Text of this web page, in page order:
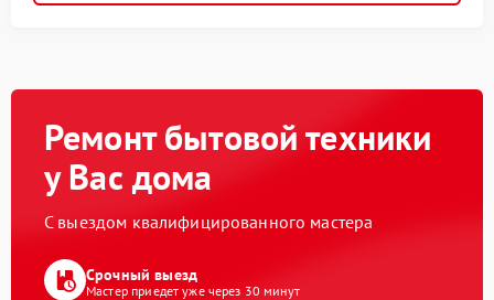
Ремонт бытовой техники
у Вас дома
С выездом квалифицированного мастера
Срочный выезд
Мастер приедет уже через 30 минут